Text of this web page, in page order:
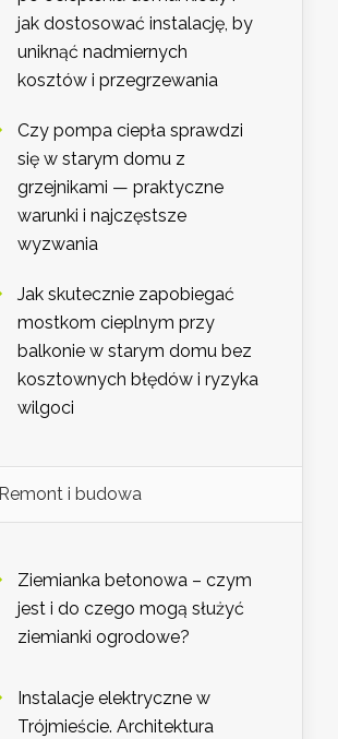
jak dostosować instalację, by
uniknąć nadmiernych
kosztów i przegrzewania
Czy pompa ciepła sprawdzi
się w starym domu z
grzejnikami — praktyczne
warunki i najczęstsze
wyzwania
Jak skutecznie zapobiegać
mostkom cieplnym przy
balkonie w starym domu bez
kosztownych błędów i ryzyka
wilgoci
Remont i budowa
Ziemianka betonowa – czym
jest i do czego mogą służyć
ziemianki ogrodowe?
Instalacje elektryczne w
Trójmieście. Architektura